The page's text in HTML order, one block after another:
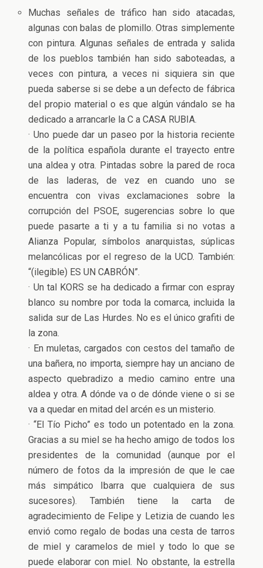
Muchas señales de tráfico han sido atacadas,
algunas con balas de plomillo. Otras simplemente
con pintura. Algunas señales de entrada y salida
de los pueblos también han sido saboteadas, a
veces con pintura, a veces ni siquiera sin que
pueda saberse si se debe a un defecto de fábrica
del propio material o es que algún vándalo se ha
dedicado a arrancarle la C a CASA RUBIA.
· Uno puede dar un paseo por la historia reciente
de la política española durante el trayecto entre
una aldea y otra. Pintadas sobre la pared de roca
de las laderas, de vez en cuando uno se
encuentra con vivas exclamaciones sobre la
corrupción del PSOE, sugerencias sobre lo que
puede pasarte a ti y a tu familia si no votas a
Alianza Popular, símbolos anarquistas, súplicas
melancólicas por el regreso de la UCD. También:
“(ilegible) ES UN CABRÓN”.
· Un tal KORS se ha dedicado a firmar con espray
blanco su nombre por toda la comarca, incluida la
salida sur de Las Hurdes. No es el único grafiti de
la zona.
· En muletas, cargados con cestos del tamaño de
una bañera, no importa, siempre hay un anciano de
aspecto quebradizo a medio camino entre una
aldea y otra. A dónde va o de dónde viene o si se
va a quedar en mitad del arcén es un misterio.
· “El Tío Picho” es todo un potentado en la zona.
Gracias a su miel se ha hecho amigo de todos los
presidentes de la comunidad (aunque por el
número de fotos da la impresión de que le cae
más simpático Ibarra que cualquiera de sus
sucesores). También tiene la carta de
agradecimiento de Felipe y Letizia de cuando les
envió como regalo de bodas una cesta de tarros
de miel y caramelos de miel y todo lo que se
puede elaborar con miel. No obstante, la estrella